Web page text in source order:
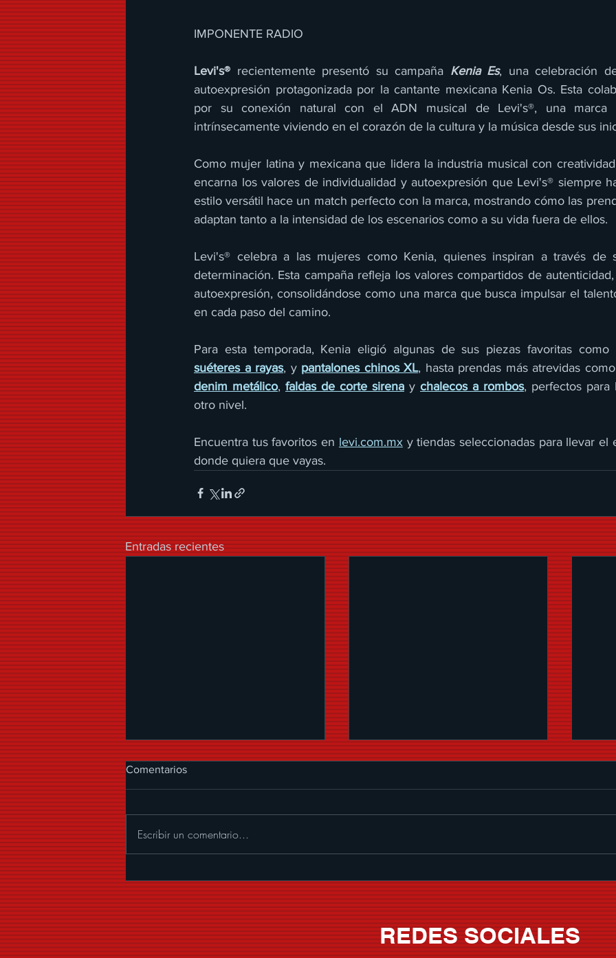
IMPONENTE RADIO
Levi's® recientemente presentó su campaña Kenia Es, una celebración
autoexpresión protagonizada por la cantante mexicana Kenia Os. Esta
por su conexión natural con el ADN musical de Levi's®, una marca
intrínsecamente viviendo en el corazón de la cultura y la música desde sus
Como mujer latina y mexicana que lidera la industria musical con
encarna los valores de individualidad y autoexpresión que Levi's® siempre
estilo versátil hace un match perfecto con la marca, mostrando cómo las
adaptan tanto a la intensidad de los escenarios como a su vida fuera de ellos.
Levi's® celebra a las mujeres como Kenia, quienes inspiran a través de
determinación. Esta campaña refleja los valores compartidos de
autoexpresión, consolidándose como una marca que busca impulsar el
en cada paso del camino.
Para esta temporada, Kenia eligió algunas de sus piezas favoritas como
suéteres a rayas, y pantalones chinos XL, hasta prendas más atrevidas
denim metálico, faldas de corte sirena y chalecos a rombos, perfectos para
otro nivel.
Encuentra tus favoritos en levi.com.mx y tiendas seleccionadas para llevar el
donde quiera que vayas.
Entradas recientes
PRESENTA “MUCHOS
BESOS”, UNA CUMBIA CON
MARIACHI LLENA DE
COQUETERÍA Y BUENA
VIBRA.
sonora al verano con "Que
Nivel De Borrachera"
Comentarios
Escribir un comentario...
REDES SOCIALES